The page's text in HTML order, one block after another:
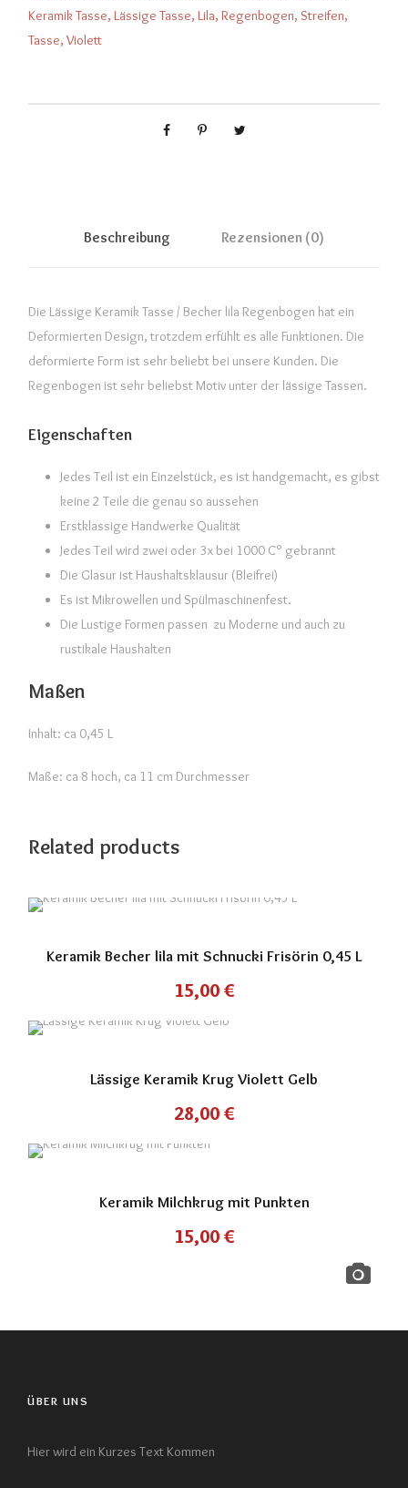
Keramik Tasse, Lässige Tasse, Lila, Regenbogen, Streifen,
Tasse,Violett
Beschreibung Rezensionen (0)
Die Lässige Keramik Tasse / Becher lila Regenbogen hat ein
Deformierten Design, trotzdem erfühlt es alle Funktionen. Die
deformierte Form ist sehr beliebt bei unsere Kunden. Die
Regenbogen ist sehr beliebst Motiv unter der lässige Tassen.
Eigenschaften
Jedes Teil ist ein Einzelstück, es ist handgemacht, es gibst
keine 2 Teile die genau so aussehen
Erstklassige Handwerke Qualität
Jedes Teil wird zwei oder 3x bei 1000 C° gebrannt
Die Glasur ist Haushaltsklausur (Bleifrei)
Es ist Mikrowellen und Spülmaschinenfest.
Die Lustige Formen passen zu Moderne und auch zu
rustikale Haushalten
Maßen
Inhalt: ca 0,45 L
Maße: ca 8 hoch, ca 11 cm Durchmesser
Related products
Keramik Becher lila mit Schnucki Frisörin 0,45 L
15,00 €
Lässige Keramik Krug Violett Gelb
28,00 €
Keramik Milchkrug mit Punkten
15,00 €
ÜBER UNS
Hier wird ein Kurzes Text Kommen